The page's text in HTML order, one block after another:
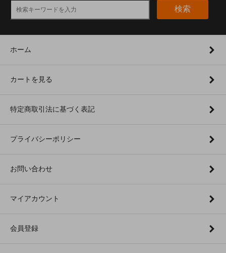
検索
ホーム
カートを見る
特定商取引法に基づく表記
プライバシーポリシー
お問い合わせ
マイアカウント
会員登録